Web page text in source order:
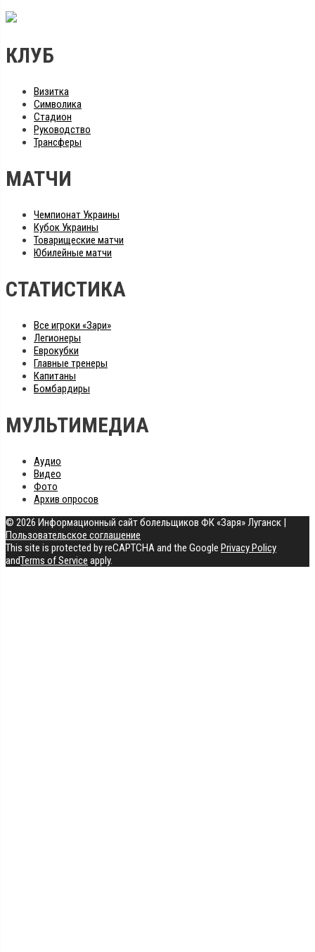
КЛУБ
Визитка
Символика
Стадион
Руководство
Трансферы
МАТЧИ
Чемпионат Украины
Кубок Украины
Товарищеские матчи
Юбилейные матчи
СТАТИСТИКА
Все игроки «Зари»
Легионеры
Еврокубки
Главные тренеры
Капитаны
Бомбардиры
МУЛЬТИМЕДИА
Аудио
Видео
Фото
Архив опросов
© 2026 Информационный сайт болельщиков ФК «Заря» Луганск |
Пользовательское соглашение
This site is protected by reCAPTCHA and the Google Privacy Policy
andTerms of Service apply.